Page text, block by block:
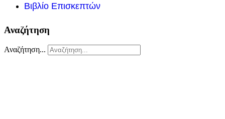
Βιβλίο Επισκεπτών
Αναζήτηση
Αναζήτηση...